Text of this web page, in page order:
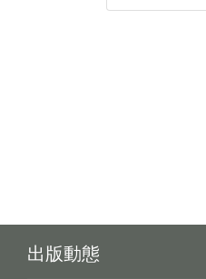
出版動態